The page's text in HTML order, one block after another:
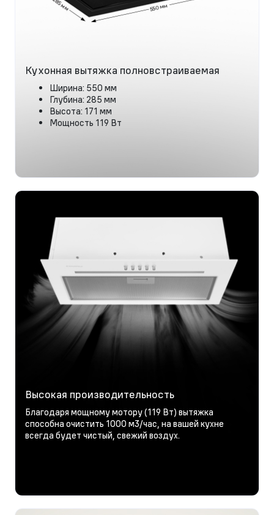
Кухонная вытяжка полновстраиваемая
Ширина: 550 мм
Глубина: 285 мм
Высота: 171 мм
Мощность 119 Вт
Высокая производительность
Благодаря мощному мотору (119 Вт) вытяжка
способна очистить 1000 м3/час, на вашей кухне
всегда будет чистый, свежий воздух.